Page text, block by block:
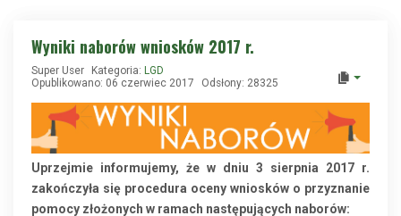
Wyniki naborów wniosków 2017 r.
Super User Kategoria: LGD
Opublikowano: 06 czerwiec 2017
Odsłony: 28325
Uprzejmie informujemy, że w dniu 3 sierpnia 2017 r.
zakończyła się procedura oceny wniosków o przyznanie
pomocy złożonych w ramach następujących naborów: